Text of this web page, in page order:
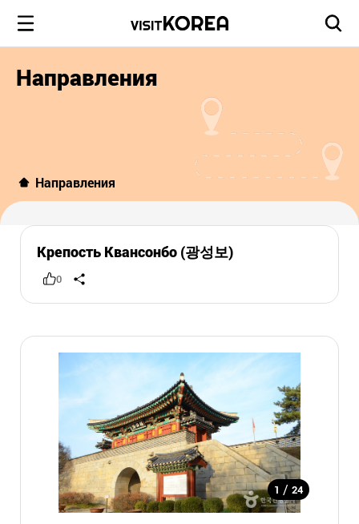
Направления
Направления
Крепость Квансонбо (광성보)
0
1 / 24